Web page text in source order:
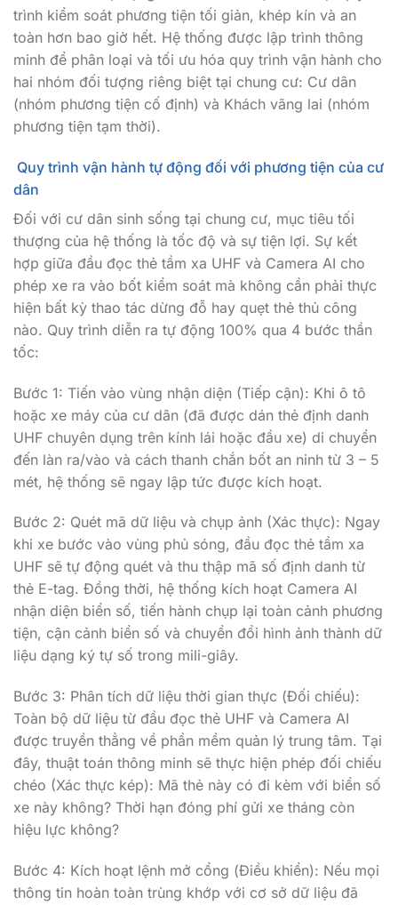
trình kiểm soát phương tiện tối giản, khép kín và an
toàn hơn bao giờ hết. Hệ thống được lập trình thông
minh để phân loại và tối ưu hóa quy trình vận hành cho
hai nhóm đối tượng riêng biệt tại chung cư: Cư dân
(nhóm phương tiện cố định) và Khách vãng lai (nhóm
phương tiện tạm thời).
Quy trình vận hành tự động đối với phương tiện của cư
dân
Đối với cư dân sinh sống tại chung cư, mục tiêu tối
thượng của hệ thống là tốc độ và sự tiện lợi. Sự kết
hợp giữa đầu đọc thẻ tầm xa UHF và Camera AI cho
phép xe ra vào bốt kiểm soát mà không cần phải thực
hiện bất kỳ thao tác dừng đỗ hay quẹt thẻ thủ công
nào. Quy trình diễn ra tự động 100% qua 4 bước thần
tốc:
Bước 1: Tiến vào vùng nhận diện (Tiếp cận): Khi ô tô
hoặc xe máy của cư dân (đã được dán thẻ định danh
UHF chuyên dụng trên kính lái hoặc đầu xe) di chuyển
đến làn ra/vào và cách thanh chắn bốt an ninh từ 3 – 5
mét, hệ thống sẽ ngay lập tức được kích hoạt.
Bước 2: Quét mã dữ liệu và chụp ảnh (Xác thực): Ngay
khi xe bước vào vùng phủ sóng, đầu đọc thẻ tầm xa
UHF sẽ tự động quét và thu thập mã số định danh từ
thẻ E-tag. Đồng thời, hệ thống kích hoạt Camera AI
nhận diện biển số, tiến hành chụp lại toàn cảnh phương
tiện, cận cảnh biển số và chuyển đổi hình ảnh thành dữ
liệu dạng ký tự số trong mili-giây.
Bước 3: Phân tích dữ liệu thời gian thực (Đối chiếu):
Toàn bộ dữ liệu từ đầu đọc thẻ UHF và Camera AI
được truyền thẳng về phần mềm quản lý trung tâm. Tại
đây, thuật toán thông minh sẽ thực hiện phép đối chiếu
chéo (Xác thực kép): Mã thẻ này có đi kèm với biển số
xe này không? Thời hạn đóng phí gửi xe tháng còn
hiệu lực không?
Bước 4: Kích hoạt lệnh mở cổng (Điều khiển): Nếu mọi
thông tin hoàn toàn trùng khớp với cơ sở dữ liệu đã